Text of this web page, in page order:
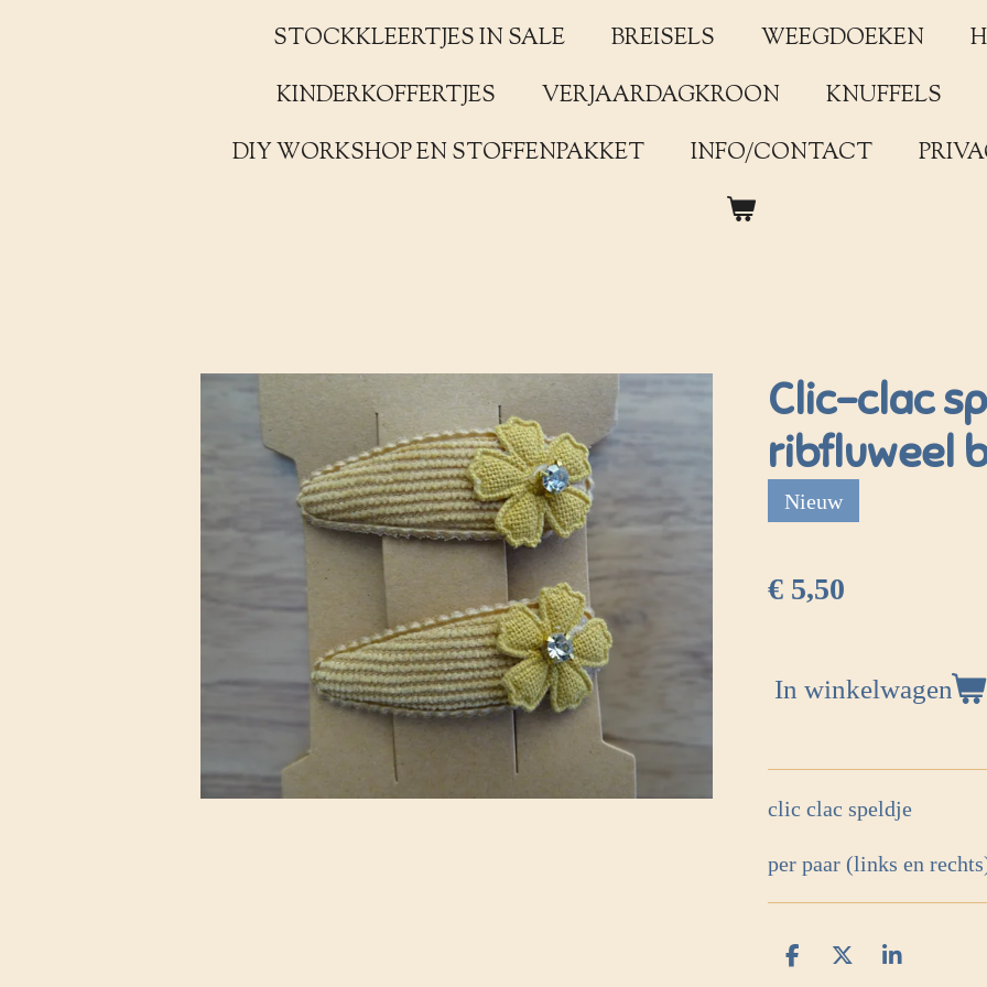
STOCKKLEERTJES IN SALE
BREISELS WEEGDOEKEN
KINDERKOFFERTJES
VERJAARDAGKROON
KNUFFELS
DIY WORKSHOP EN STOFFENPAKKET
INFO/CONTACT
Clic-clac
ribfluweel
Nieuw
€ 5,50
In winkelwagen
clic clac speldje
per paar (links en
D
D
S